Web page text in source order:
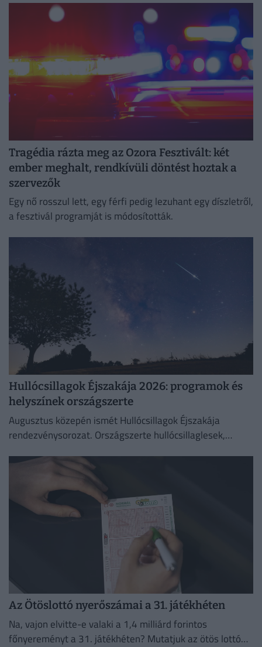
Tragédia rázta meg az Ozora Fesztivált: két
ember meghalt, rendkívüli döntést hoztak a
szervezők
Egy nő rosszul lett, egy férfi pedig lezuhant egy díszletről,
a fesztivál programját is módosították.
Hullócsillagok Éjszakája 2026: programok és
helyszínek országszerte
Augusztus közepén ismét Hullócsillagok Éjszakája
rendezvénysorozat. Országszerte hullócsillaglesek,
égbolt szerelmeseinek.
Az Ötöslottó nyerőszámai a 31. játékhéten
Na, vajon elvitte-e valaki a 1,4 milliárd forintos
főnyereményt a 31. játékhéten? Mutatjuk az ötös lottó